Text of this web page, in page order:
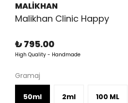
MALİKHAN
Malikhan Clinic Happy
₺ 795.00
High Quality - Handmade
Gramaj
50ml 2ml 100 ML